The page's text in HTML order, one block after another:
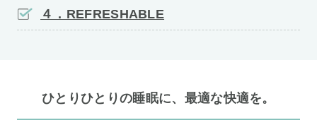
４．REFRESHABLE
ひとりひとりの睡眠に、最適な快適を。